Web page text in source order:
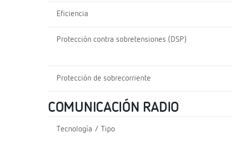
Eficiencia
Protección contra sobretensiones (DSP)
Protección de sobrecorriente
COMUNICACIÓN RADIO
Tecnología / Tipo